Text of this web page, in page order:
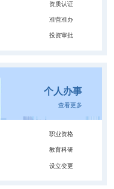
资质认证
准营准办
投资审批
个人办事
查看更多
职业资格
教育科研
设立变更